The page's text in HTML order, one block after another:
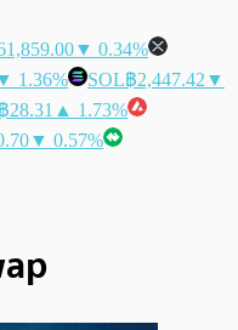
▼ 0.34%
1.36% SOL฿2,447.42 ▼
฿28.31 ▲ 1.73%
▼ 0.57%